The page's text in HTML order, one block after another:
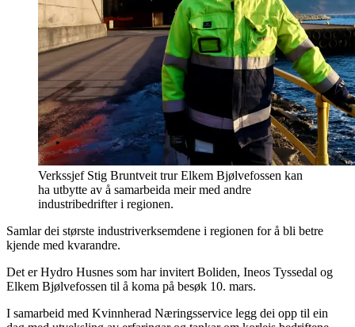
Verkssjef Stig Bruntveit trur Elkem Bjølvefossen kan
ha utbytte av å samarbeida meir med andre
industribedrifter i regionen.
Samlar dei største industriverksemdene i regionen for å bli betre
kjende med kvarandre.
Det er Hydro Husnes som har invitert Boliden, Ineos Tyssedal og
Elkem Bjølvefossen til å koma på besøk 10. mars.
I samarbeid med Kvinnherad Næringsservice legg dei opp til ein